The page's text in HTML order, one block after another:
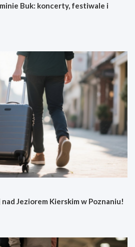
Buk: koncerty, festiwale i
Jeziorem Kierskim w Poznaniu!